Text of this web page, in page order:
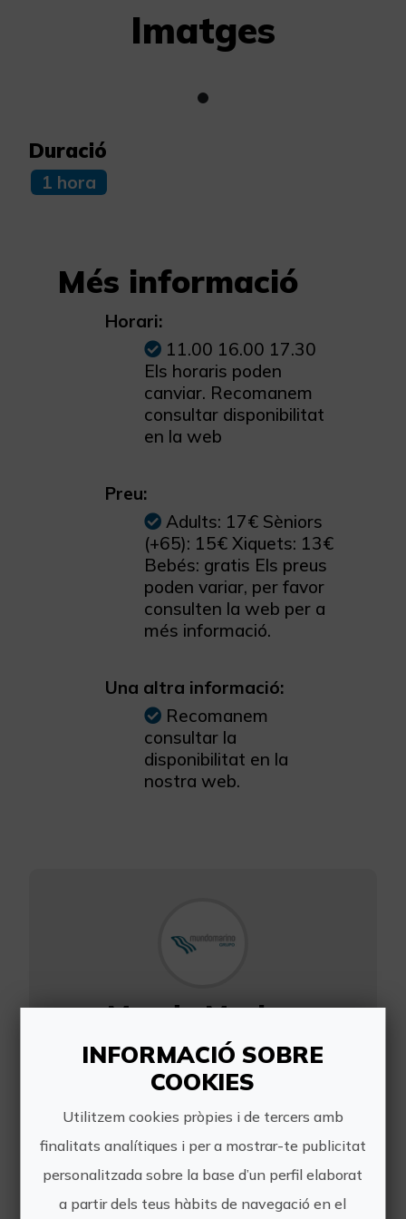
Imatges
Duració
1 hora
Més informació
Horari:
11.00 16.00 17.30
Els horaris poden
canviar. Recomanem
consultar disponibilitat
en la web
Preu:
Adults: 17€ Sèniors
(+65): 15€ Xiquets: 13€
Bebés: gratis Els preus
poden variar, per favor
consulten la web per a
més informació.
Una altra informació:
Recomanem
consultar la
disponibilitat en la
nostra web.
Mundo Marino
Grupo - Calpe
El port de Calp és punt de partida de
les excursions marítimes en els nostres
vaixells i que val la pena visitar.
INFORMACIÓ SOBRE
COOKIES
Utilitzem cookies pròpies i de tercers amb
finalitats analítiques i per a mostrar-te publicitat
personalitzada sobre la base d’un perfil elaborat
a partir dels teus hàbits de navegació en el